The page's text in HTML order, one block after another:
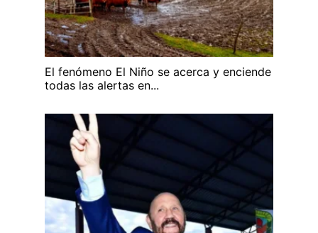
El fenómeno El Niño se acerca y enciende
todas las alertas en...